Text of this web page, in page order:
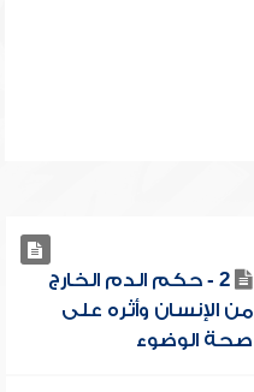
2 - حكم الدم الخارج
من الإنسان وأثره على
صحة الوضوء